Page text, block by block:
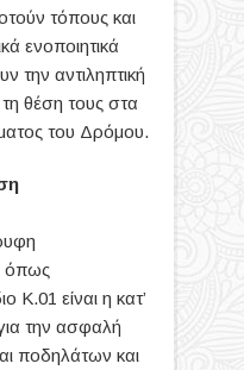
τόπους και
ενοποιητικά
την αντιληπτική
θέση τους στα
του Δρόμου.
όπως
Κ.01 είναι η κατ’
την ασφαλή
ποδηλάτων και